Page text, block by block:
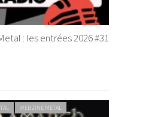
: les entrées 2026 #31
WEBZINE METAL